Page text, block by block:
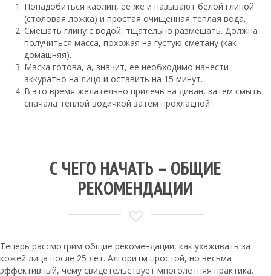
Понадобиться каолин, ее же и называют белой глиной
(столовая ложка) и простая очищенная теплая вода.
Смешать глину с водой, тщательно размешать. Должна
получиться масса, похожая на густую сметану (как
домашняя).
Маска готова, а, значит, ее необходимо нанести
аккуратно на лицо и оставить на 15 минут.
В это время желательно прилечь на диван, затем смыть
сначала теплой водичкой затем прохладной.
С ЧЕГО НАЧАТЬ – ОБЩИЕ
РЕКОМЕНДАЦИИ
Теперь рассмотрим общие рекомендации, как ухаживать за
кожей лица после 25 лет. Алгоритм простой, но весьма
эффективный, чему свидетельствует многолетняя практика.